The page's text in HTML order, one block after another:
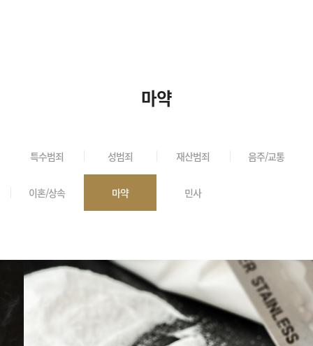
마약
특수범죄 성범죄 재산범죄 음주/교통
이혼/상속 마약 민사